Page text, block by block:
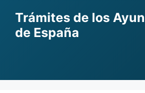
content
Trámites de los
de España